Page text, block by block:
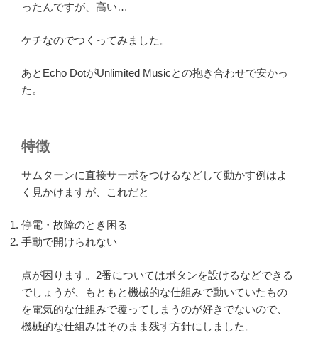
ったんですが、高い…
ケチなのでつくってみました。
あとEcho DotがUnlimited Musicとの抱き合わせで安かっ
た。
特徴
サムターンに直接サーボをつけるなどして動かす例はよ
く見かけますが、これだと
停電・故障のとき困る
手動で開けられない
点が困ります。2番についてはボタンを設けるなどできる
でしょうが、もともと機械的な仕組みで動いていたもの
を電気的な仕組みで覆ってしまうのが好きでないので、
機械的な仕組みはそのまま残す方針にしました。